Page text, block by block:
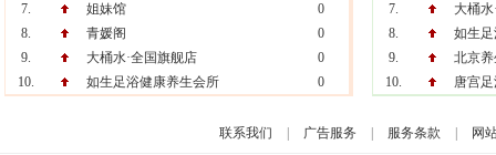
7.
姐妹馆
0
8.
青媛阁
0
9.
大桶水·全国旗舰店
0
10.
如生足浴健康养生会所 0
7.
大桶
8.
如生
9.
北京
10.
唐宫
联系我们 广告服务 服务条款 网